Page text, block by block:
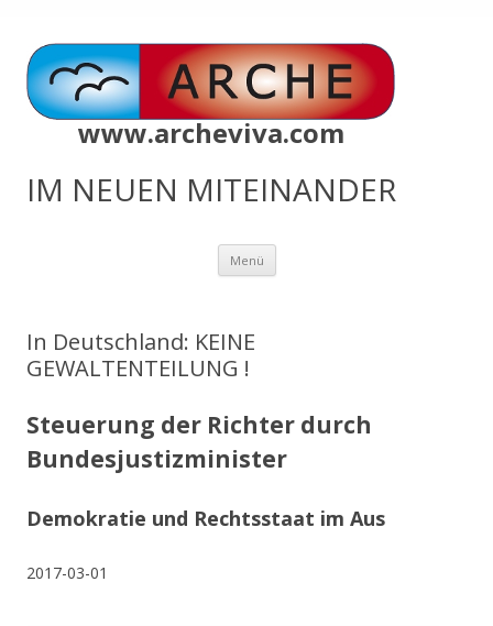
www.archeviva.com
IM NEUEN MITEINANDER
Menü Zum
springen
In Deutschland: KEINE
GEWALTENTEILUNG !
Steuerung der Richter durch
Bundesjustizminister
Demokratie und Rechtsstaat im Aus
2017-03-01